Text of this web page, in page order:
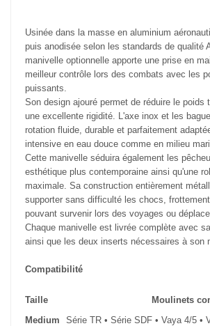
Usinée dans la masse en aluminium
puis anodisée selon les standards de qualité
manivelle optionnelle apporte une prise en
meilleur contrôle lors des combats avec les
puissants.
Son design ajouré permet de réduire le poids
une excellente rigidité. L'axe inox et les
rotation fluide, durable et parfaitement
intensive en eau douce comme en milieu
Cette manivelle séduira également les
esthétique plus contemporaine ainsi qu'une
maximale. Sa construction entièrement
supporter sans difficulté les chocs,
pouvant survenir lors des voyages ou
Chaque manivelle est livrée complète avec
ainsi que les deux inserts nécessaires à son
Compatibilité
Taille
Moulinets
Medium
Série TR • Série SDF • Vaya 4/5 •